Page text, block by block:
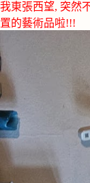
我東張西望, 突然
置的藝術品啦!!!